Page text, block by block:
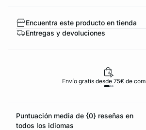
Encuentra este producto en tienda
Entregas y devoluciones
Envío gratis desde 75€ de
Puntuación media de {0} reseñas en
todos los idiomas